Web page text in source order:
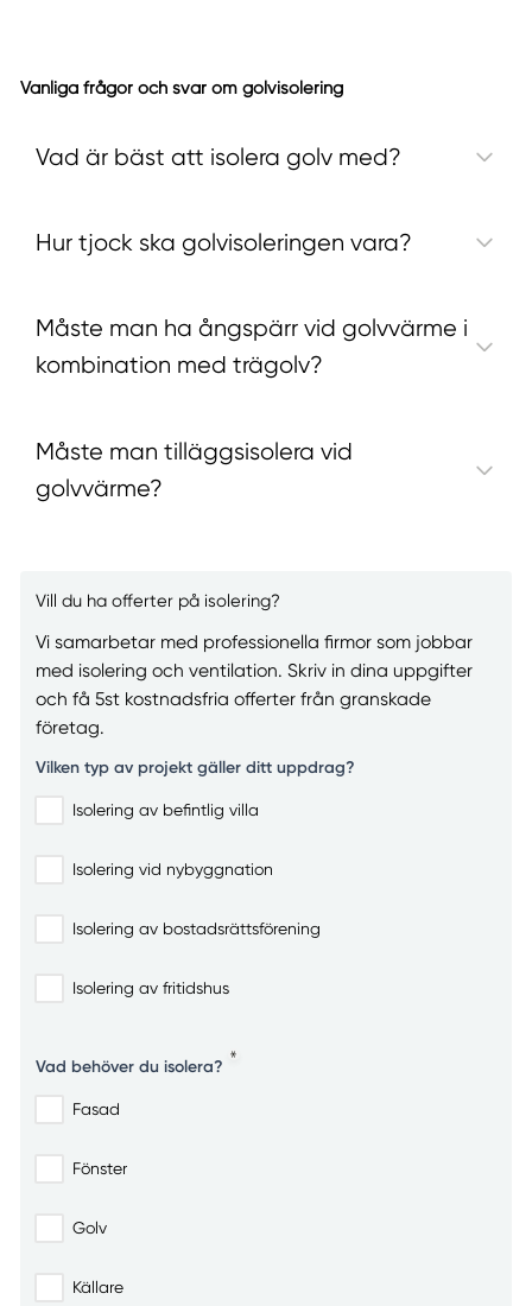
Vanliga frågor och svar om golvisolering
Vad är bäst att isolera golv med?
Hur tjock ska golvisoleringen vara?
Måste man ha ångspärr vid golvvärme i
kombination med trägolv?
Måste man tilläggsisolera vid
golvvärme?
Vill du ha offerter på isolering?
Vi samarbetar med professionella firmor som jobbar
med isolering och ventilation. Skriv in dina uppgifter
och få 5st kostnadsfria offerter från granskade
företag.
Vilken typ av projekt gäller ditt uppdrag?
Isolering av befintlig villa
Isolering vid nybyggnation
Isolering av bostadsrättsförening
Isolering av fritidshus
Vad behöver du isolera?
Fasad
Fönster
Golv
Källare